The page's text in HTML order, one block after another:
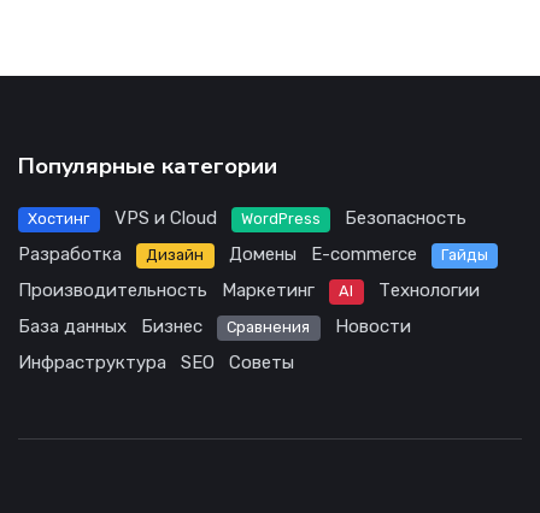
Популярные категории
Хостинг VPS и Cloud WordPress
Безопасность
Разработка
Дизайн Домены E-commerce Гайды
Производительность Маркетинг AI
Технологии
База данных
Бизнес Сравнения
Новости
Инфраструктура
SEO Советы